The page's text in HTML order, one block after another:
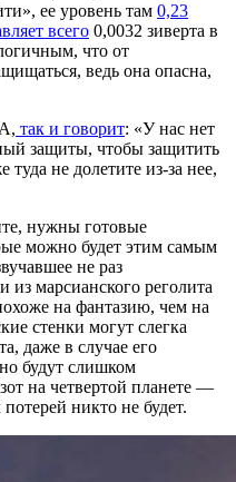
ее уровень там 0,23
всего 0,0032 зиверта в
что от
ведь она опасна,
так и говорит: «У нас нет
защиты, чтобы защитить
не долетите из-за нее,
нужны готовые
можно будет этим самым
не раз
из марсианского реголита
на фантазию, чем на
стенки могут слегка
даже в случае его
будут слишком
на четвертой планете —
никто не будет.